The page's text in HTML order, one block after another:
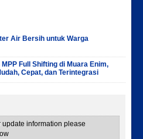
Air Bersih untuk Warga
Full Shifting di Muara Enim,
Cepat, dan Terintegrasi
information please